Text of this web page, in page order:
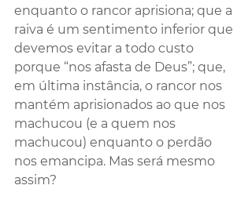
enquanto o rancor aprisiona; que a
raiva é um sentimento inferior que
devemos evitar a todo custo
porque “nos afasta de Deus”; que,
em última instância, o rancor nos
mantém aprisionados ao que nos
machucou (e a quem nos
machucou) enquanto o perdão
nos emancipa. Mas será mesmo
assim?